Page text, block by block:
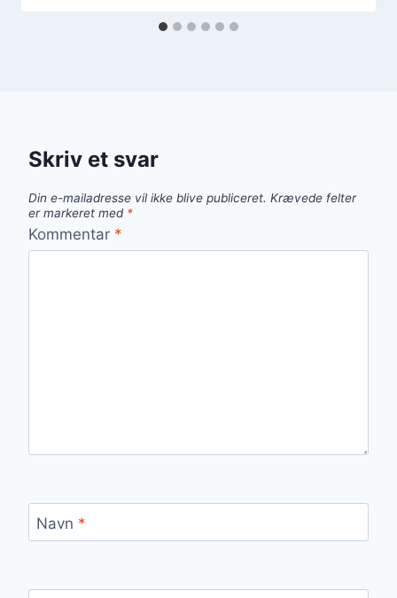
Skriv et svar
Din e-mailadresse vil ikke blive publiceret. Krævede felter
er markeret med *
Kommentar *
Navn *